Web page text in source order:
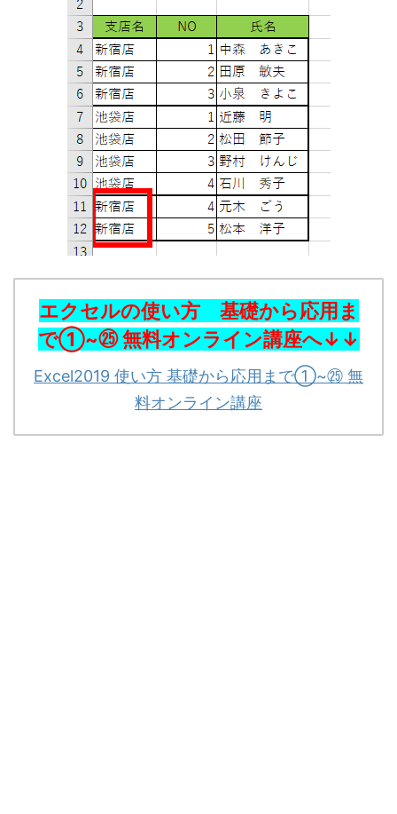
エクセルの使い方 基礎から応用ま
で①~㉕ 無料オンライン講座へ↓↓
Excel2019 使い方 基礎から応用まで①~㉕ 無
料オンライン講座